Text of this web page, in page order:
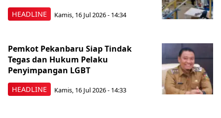
HEADLINE Kamis, 16 Jul 2026 - 14:34
HEADLINE
Pemkot Pekanbaru Siap Tindak
Tegas dan Hukum Pelaku
Penyimpangan LGBT
Kamis, 16 Jul 2026 - 14:33